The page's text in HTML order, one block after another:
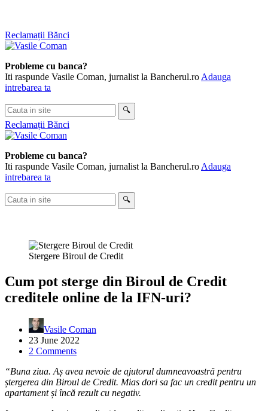
Skip
to
Reclamații Bănci
Probleme cu banca?
Iti raspunde Vasile Coman, jurnalist la Bancherul.ro Adauga
intrebarea ta
Cauta
in
site
🔍
Reclamații Bănci
Probleme cu banca?
Iti raspunde Vasile Coman, jurnalist la Bancherul.ro Adauga
intrebarea ta
Cauta
in
🔍
Stergere Biroul de Credit
Cum pot sterge din Biroul de Credit
creditele online de la IFN-uri?
Vasile Coman
23 June 2022
2 Comments
“Buna ziua. Aș avea nevoie de ajutorul dumneavoastră pentru
ștergerea din Biroul de Credit. Mias dori sa fac un credit pentru un
apartament și încă rezult cu negativ.